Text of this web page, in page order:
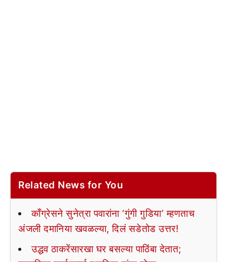
Related News for You
काँग्रेसने सुनेत्रा पवारांना ‘गुंगी गुडिया’ म्हणताच
अंजली दमानिया खवळल्या, दिलं सडेतोड उत्तर!
उद्धव ठाकरेंसारखा घर बसल्या पाठिंबा देतात;